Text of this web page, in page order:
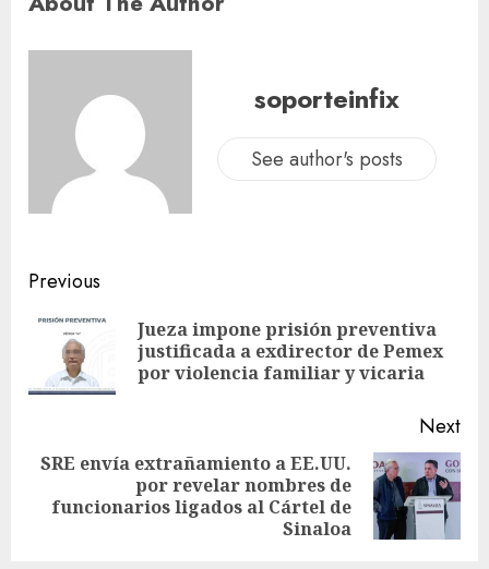
soporteinfix
See author's posts
Previous
Jueza impone prisión preventiva
justificada a exdirector de Pemex
por violencia familiar y vicaria
Next
SRE envía extrañamiento a EE.UU.
por revelar nombres de
funcionarios ligados al Cártel de
Sinaloa